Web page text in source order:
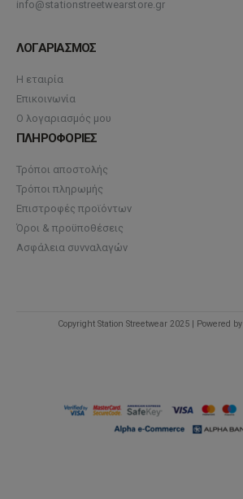
info@stationstreetwearstore.gr
ΛΟΓΑΡΙΑΣΜΟΣ
Η εταιρία
Επικοινωνία
Ο λογαριασμός μου
ΠΛΗΡΟΦΟΡΙΕΣ
Τρόποι αποστολής
Τρόποι πληρωμής
Επιστροφές προϊόντων
Όροι & προϋποθέσεις
Ασφάλεια συνναλαγών
Copyright Station Streetwear 2025 | Powered by